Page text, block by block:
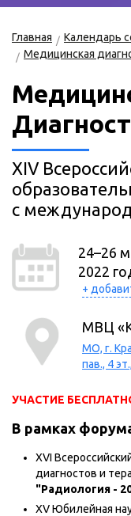
Главная Календарь
Медицинская
XIV
с
24–26
2022
+
МВЦ
МО, г.
пав., 4
УЧАСТИЕ
В рамках
XVI
диагностов и
"Радиология -
XV Юбилейная